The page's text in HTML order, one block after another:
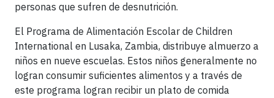
personas que sufren de desnutrición.
El Programa de Alimentación Escolar de Children
International en Lusaka, Zambia, distribuye almuerzo a
niños en nueve escuelas. Estos niños generalmente no
logran consumir suficientes alimentos y a través de
este programa logran recibir un plato de comida